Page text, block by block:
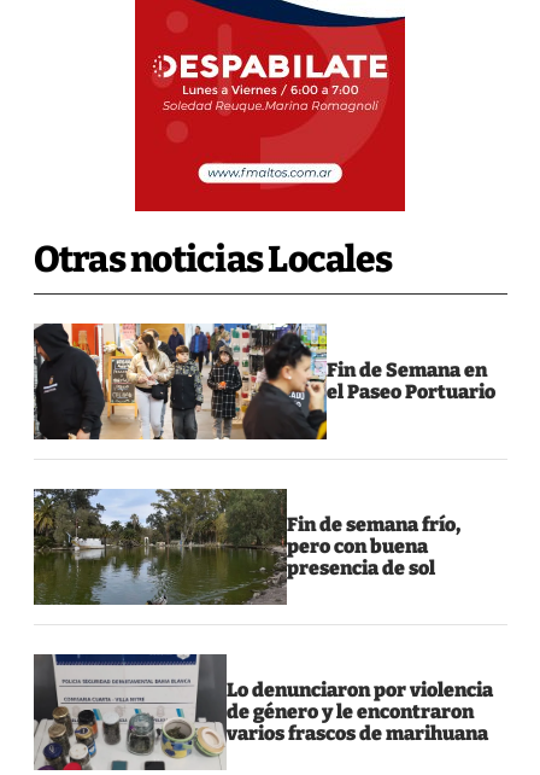
Otras noticias Locales
Fin de Semana en
el Paseo Portuario
Fin de semana frío,
pero con buena
presencia de sol
Lo denunciaron por violencia
de género y le encontraron
varios frascos de marihuana